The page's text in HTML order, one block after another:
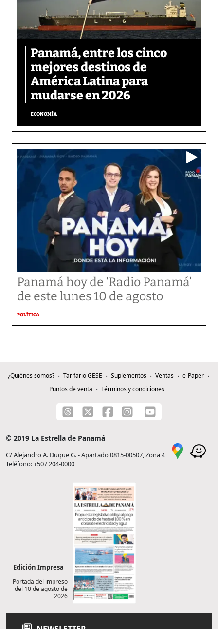
Panamá, entre los cinco
mejores destinos de
América Latina para
mudarse en 2026
ECONOMÍA
Panamá hoy de ‘Radio Panamá’
de este lunes 10 de agosto
POLÍTICA
¿Quiénes somos? Tarifario GESE Suplementos Ventas
e-Paper
Puntos de venta
Términos y condiciones
© 2019 La Estrella de Panamá
C/ Alejandro A. Duque G. - Apartado 0815-00507, Zona 4
Teléfono: +507 204-0000
Edición Impresa
Portada del impreso
del 10 de agosto de
2026